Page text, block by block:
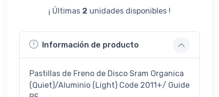
¡ Últimas 2 unidades disponibles !
Información de producto
Pastillas de Freno de Disco Sram Organica
(Quiet)/Aluminio (Light) Code 2011+/ Guide